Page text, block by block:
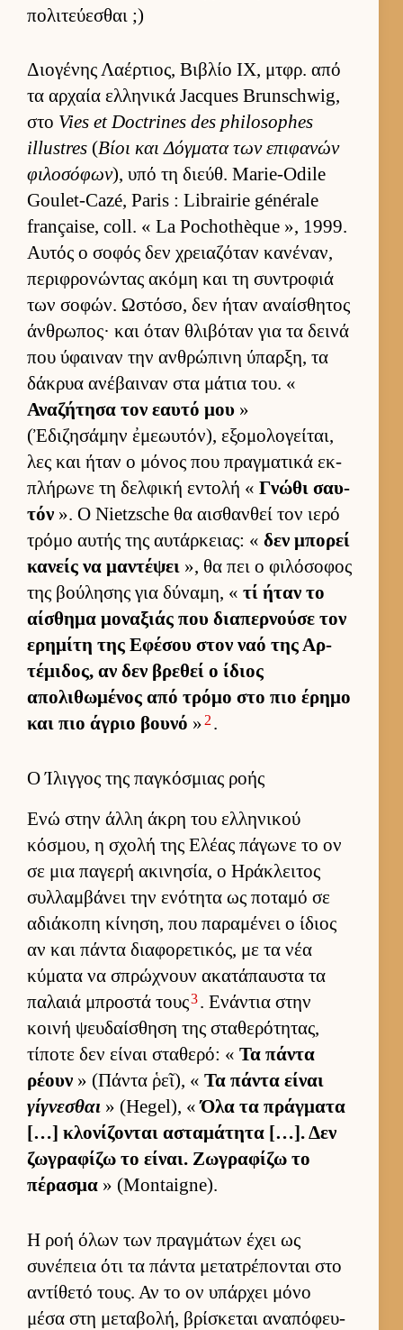
πολιτεύ­εσθαι ;)
Διο­γένης Λαέρ­τιος, Βιβλίο IX, μτ­φρ. από
τα αρ­χαία ελ­ληνικά Jacques Brunschwig,
στο Vies et Doctrines des philosophes
illustres (Βίοι και Δόγ­ματα των επιφανών
φιλοσόφων), υπό τη διεύθ. Marie-Odile
Goulet-Cazé, Paris : Librairie générale
française, coll. « La Pochothèque », 1999.
Αυ­τός ο σοφός δεν χρεια­ζόταν κανέναν,
περιφρονώντας ακόμη και τη συντροφιά
των σοφών. Ωστόσο, δεν ήταν αναί­σθητος
άν­θρωπος· και όταν θλιβόταν για τα δεινά
που ύφαι­ναν την αν­θρώπινη ύπαρ­ξη, τα
δάκρυα ανέβαι­ναν στα μάτια του. «
Αναζήτησα τον εαυτό μου »
(Ἐδιζησάμην ἐμεωυτόν), εξομολογεί­ται,
λες και ήταν ο μόνος που πραγ­ματικά εκ­
πλήρωνε τη δελ­φική εντολή « Γνώθι σαυ­
τόν ». Ο Nietzsche θα αι­σθαν­θεί τον ιερό
τρόμο αυ­τής της αυ­τάρ­κειας: « δεν μπορεί
κανείς να μαντέψει », θα πει ο φιλόσοφος
της βού­λησης για δύναμη, « τί ήταν το
αί­σθημα μοναξιάς που δια­περ­νούσε τον
ερημίτη της Εφέσου στον ναό της Αρ­
τέμιδος, αν δεν βρεθεί ο ίδιος
απολιθωμένος από τρόμο στο πιο έρημο
και πιο άγριο βουνό » 2 .
Ο Ίλιγγος της παγκόσμιας ροής
Ενώ στην άλλη άκρη του ελ­ληνικού
κόσμου, η σχολή της Ελέας πάγωνε το ον
σε μια παγερή ακινησία, ο Ηράκλει­τος
συλ­λαμ­βάνει την ενότητα ως ποταμό σε
αδιάκοπη κίνηση, που παραμένει ο ίδιος
αν και πάντα δια­φορετικός, με τα νέα
κύματα να σπρώχνουν ακατάπαυ­στα τα
παλαιά μπροστά τους3. Ενάντια στην
κοινή ψευ­δαί­σθηση της σταθερότητας,
τίποτε δεν εί­ναι σταθερό: « Τα πάντα
ρέουν » (Πάντα ῥεῖ), « Τα πάντα εί­ναι
γίγνεσθαι » (Hegel), «Όλα τα πράγ­ματα
[…] κλονίζονται ασταμάτητα […]. Δεν
ζωγραφίζω το εί­ναι. Ζωγραφίζω το
πέρασμα » (Montaigne).
Η ροή όλων των πραγ­μάτων έχει ως
συνέπεια ότι τα πάντα μετατρέπονται στο
αντίθετό τους. Αν το ον υπάρ­χει μόνο
μέσα στη μεταβολή, βρίσκεται αναπόφευ­